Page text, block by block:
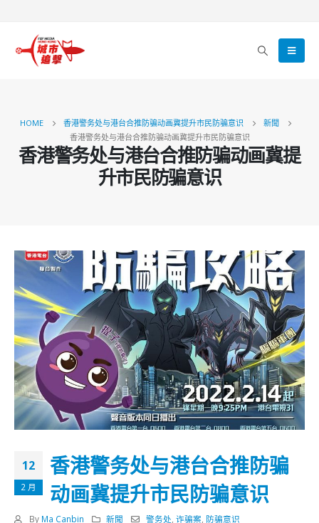
HOME 香港警务处与港台合推防骗动画冀提升市民防骗意识
新聞
香港警务处与港台合推防骗动画冀提升市民防骗意识
香港警务处与港台合推防骗动画冀提
升市民防骗意识
12
2 月
香港警务处与港台合推防骗
动画冀提升市民防骗意识
By Ma Canbin 新聞 警务处 ,诈骗案 防骗意识